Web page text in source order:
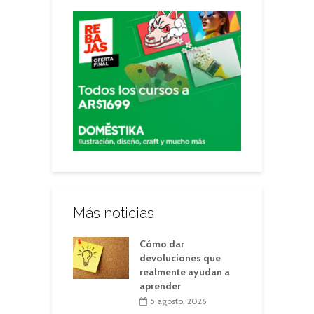
Más noticias
Cómo dar
devoluciones que
realmente ayudan a
aprender
5 agosto, 2026